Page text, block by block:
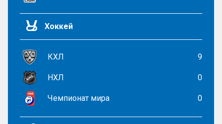
Хоккей
КХЛ 9
НХЛ 0
Чемпионат мира 0